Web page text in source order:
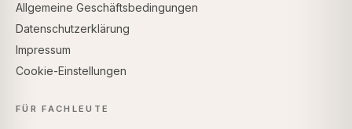
Allgemeine Geschäftsbedingungen
Datenschutzerklärung
Impressum
Cookie-Einstellungen
FÜR FACHLEUTE